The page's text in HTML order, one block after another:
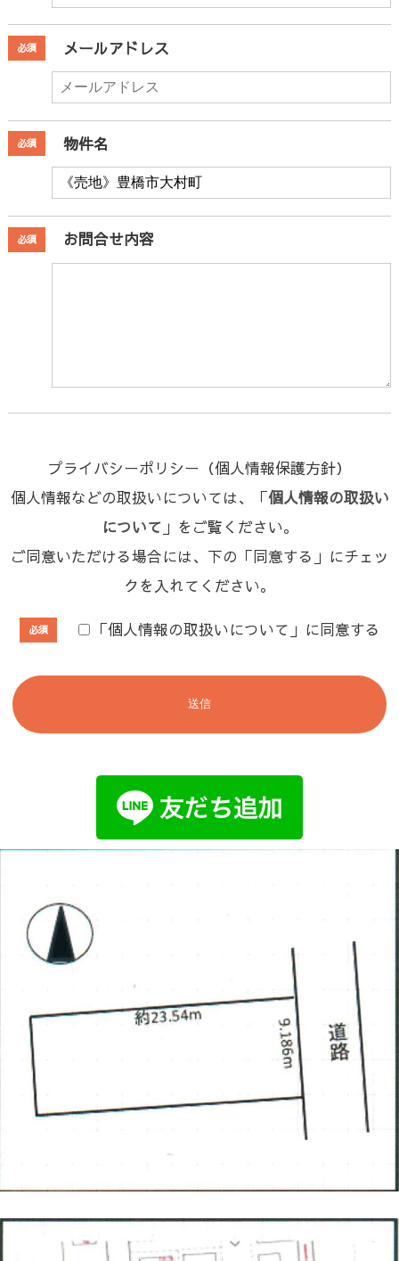
必須 メールアドレス
必須 物件名
必須 お問合せ内容
プライバシーポリシー（個人情報保護方針）
個人情報などの取扱いについては、「個人情報の取扱い
について 」をご覧ください。
ご同意いただける場合には、下の「同意する」にチェッ
クを入れてください。
必須 「個人情報の取扱いについて」に同意する